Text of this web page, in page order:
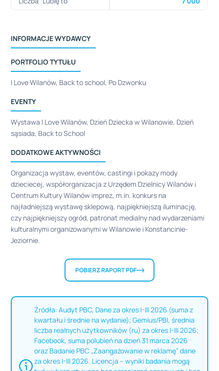
INFORMACJE WYDAWCY
PORTFOLIO TYTUŁU
I Love Wilanów, Back to school, Po Dzwonku
EVENTY
Wystawa I Love Wilanów, Dzień Dziecka w Wilanowie, Dzień
sąsiada, Back to School
DODATKOWE AKTYWNOŚCI
Organizacja wystaw, eventów, castingi i pokazy mody
dzieciecej, współorganizacja z Urzędem Dzielnicy Wilanów i
Centrum Kultury Wilanów imprez, m.in. konkurs na
najładniejszą wystawę sklepową, najpiękniejszą iluminację,
czy najpiękniejszy ogród, patronat medialny nad wydarzeniami
kulturalnymi organizowanymi w Wilanowie i Konstancinie-
Jeziornie.
POBIERZ RAPORT PDF
Źródła: Audyt PBC, Dane za okres I-III 2026 (suma z
kwartału i średnie na wydanie); Gemius/PBI, średnia
liczba realnych użytkowników (ru) za okres I-III 2026;
Facebook, suma polubień na dzień 31 marca 2026
oraz Badanie PBC „Zaangażowanie w reklamę” dane
za okres I-III 2026. Licencja – wyniki badania mogą